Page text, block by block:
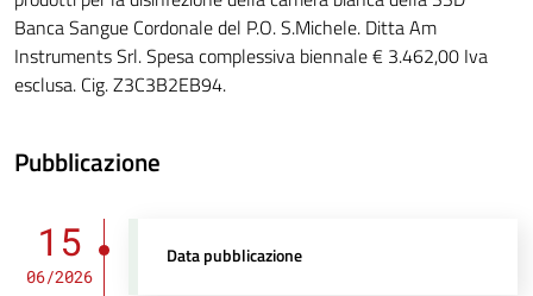
Banca Sangue Cordonale del P.O. S.Michele. Ditta Am
Instruments Srl. Spesa complessiva biennale € 3.462,00 Iva
esclusa. Cig. Z3C3B2EB94.
Pubblicazione
15
06/2026
Data pubblicazione